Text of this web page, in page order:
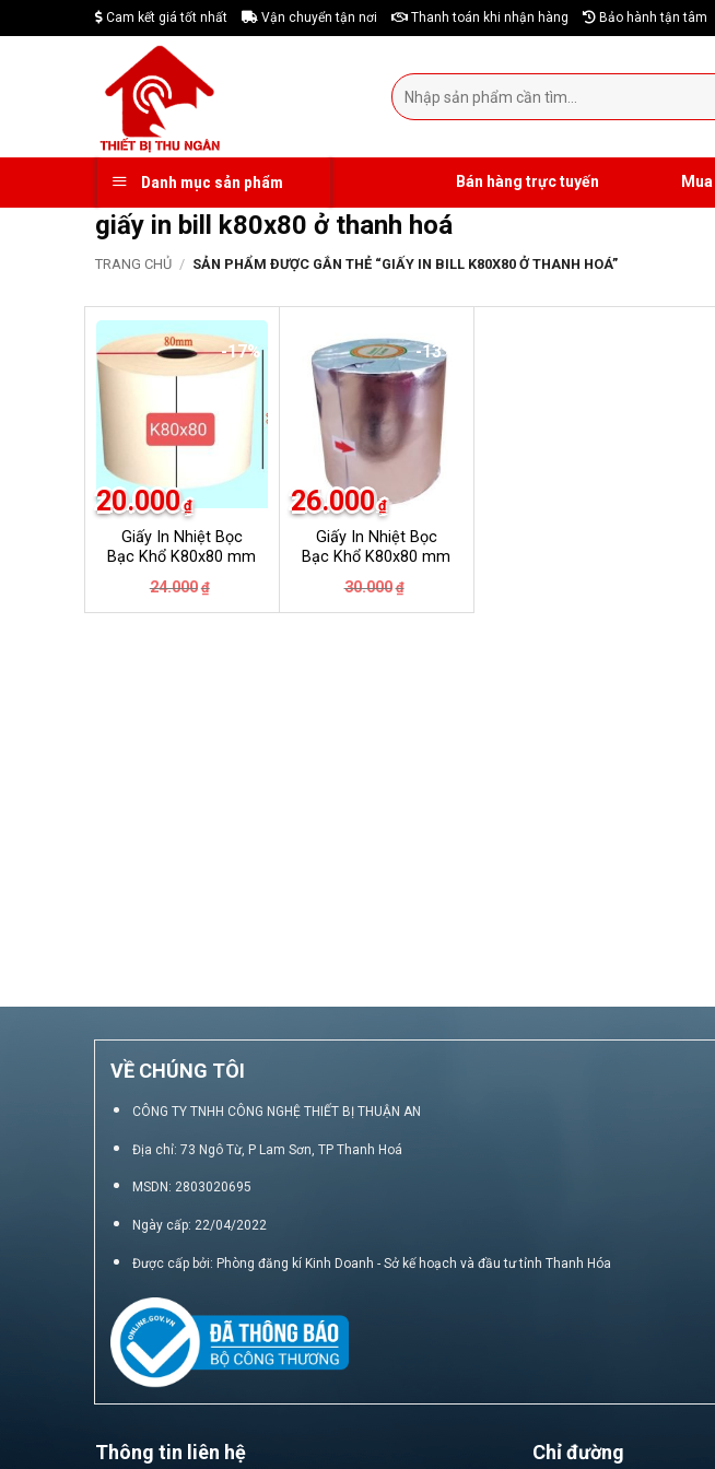
to
Cam kết giá tốt nhất Vận chuyển tận nơi Thanh toán khi nhận hàng Bảo hành tận tâm
Tìm
kiếm:
Danh mục sản phẩm Bán hàng trực tuyến
giấy in bill k80x80 ở thanh hoá
TRANG CHỦ / SẢN PHẨM ĐƯỢC GẮN THẺ “GIẤY IN BILL K80X80 Ở THANH HOÁ”
-17%
Giấy In Nhiệt Bọc
Bạc Khổ K80x80 mm
24.000 ₫
là:
20.000 ₫
tại
-13%
Giấy In Nhiệt Bọc
Bạc Khổ K80x80 mm
30.000 ₫
là:
26.000 ₫
tại
VỀ CHÚNG TÔI
CÔNG TY TNHH CÔNG NGHỆ THIẾT BỊ THUẬN AN
Địa chỉ: 73 Ngô Từ, P Lam Sơn, TP Thanh Hoá
MSDN: 2803020695
Ngày cấp: 22/04/2022
Được cấp bởi: Phòng đăng kí Kinh Doanh - Sở kế hoạch và đầu tư tỉnh Thanh Hóa
Thông tin liên hệ Chỉ đường